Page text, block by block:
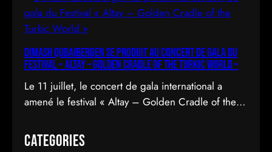
Dimash Qudaibergen se produit au concert de gala du
Festival « Altay – Golden Cradle of the Turkic World »
Le 11 juillet, le concert de gala international a
amené le festival « Altay – Golden Cradle of the
pied des montagnes d’Altay au Kazakhstan.
Categories